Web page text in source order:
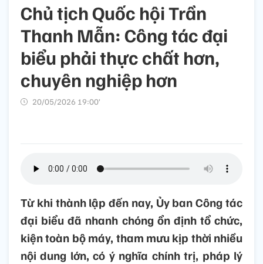
Chủ tịch Quốc hội Trần
Thanh Mẫn: Công tác đại
biểu phải thực chất hơn,
chuyên nghiệp hơn
20/05/2026 19:00’
Từ khi thành lập đến nay, Ủy ban Công tác
đại biểu đã nhanh chóng ổn định tổ chức,
kiện toàn bộ máy, tham mưu kịp thời nhiều
nội dung lớn, có ý nghĩa chính trị, pháp lý